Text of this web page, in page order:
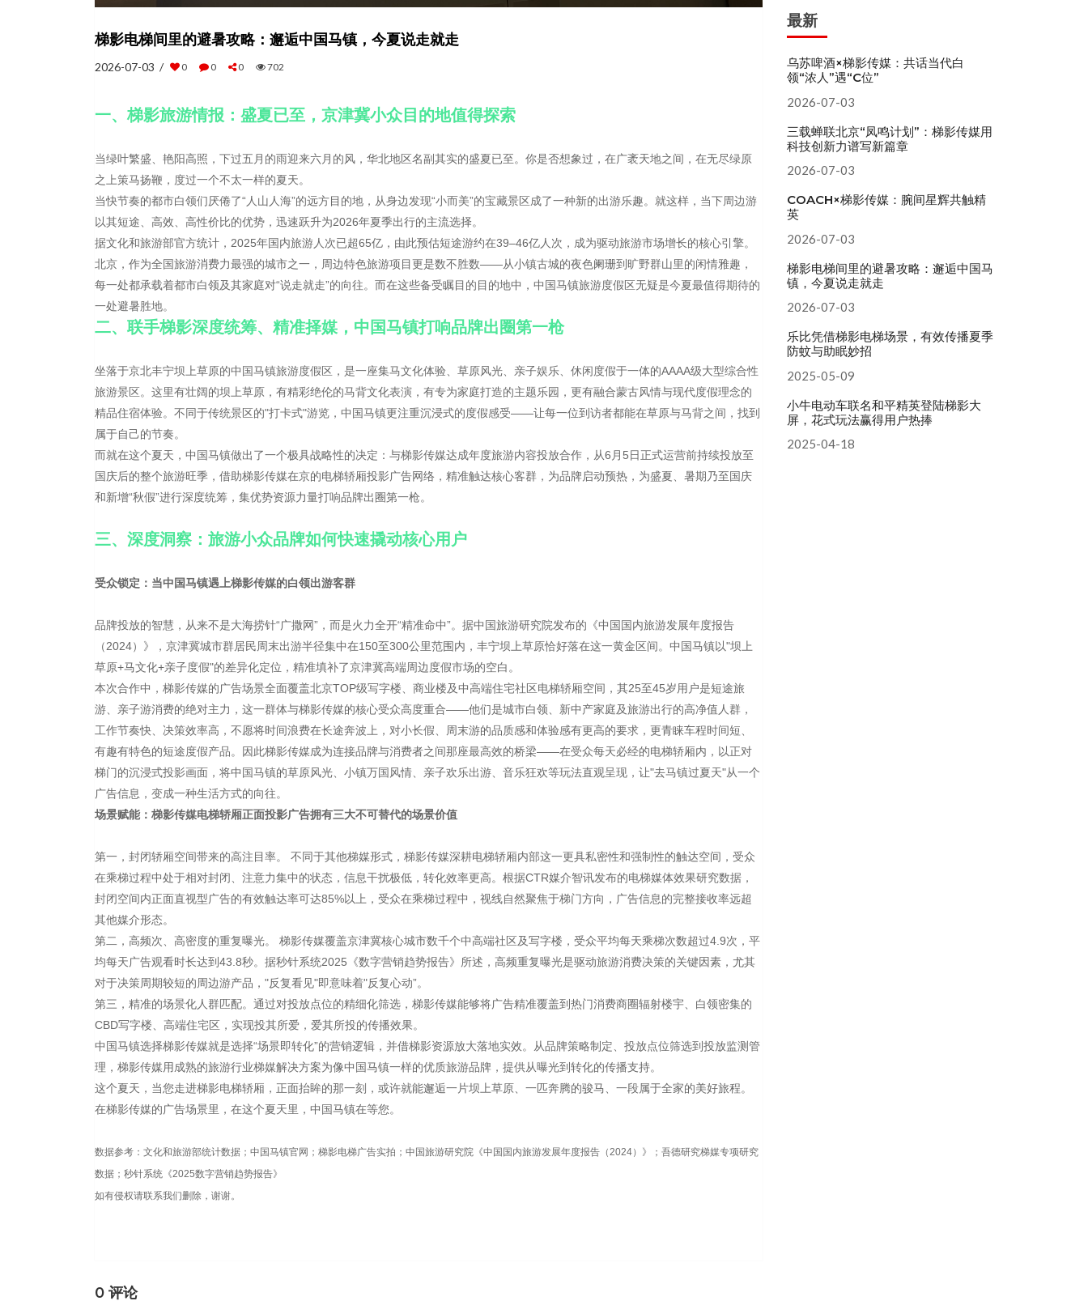
梯影电梯间里的避暑攻略：邂逅中国马镇，今夏说走就走
2026-07-03 / 0 0 0 702
一、梯影旅游情报：盛夏已至，京津冀小众目的地值得探索
当绿叶繁盛、艳阳高照，下过五月的雨迎来六月的风，华北地区名副其实的盛夏已至。你是否想象过，在广袤天地之间，在无尽绿原
之上策马扬鞭，度过一个不太一样的夏天。
当快节奏的都市白领们厌倦了“人山人海”的远方目的地，从身边发现“小而美”的宝藏景区成了一种新的出游乐趣。就这样，当下周边游
以其短途、高效、高性价比的优势，迅速跃升为2026年夏季出行的主流选择。
据文化和旅游部官方统计，2025年国内旅游人次已超65亿，由此预估短途游约在‌39–46亿人次，成为驱动旅游市场增长的核心引擎。
北京，作为全国旅游消费力最强的城市之一，周边特色旅游项目更是数不胜数——从小镇古城的夜色阑珊到旷野群山里的闲情雅趣，
每一处都承载着都市白领及其家庭对“说走就走”的向往。而在这些备受瞩目的目的地中，中国马镇旅游度假区无疑是今夏最值得期待的
一处避暑胜地。
二、联手梯影深度统筹、精准择媒，中国马镇打响品牌出圈第一枪
坐落于京北丰宁坝上草原的中国马镇旅游度假区，是一座集马文化体验、草原风光、亲子娱乐、休闲度假于一体的AAAA级大型综合性
旅游景区。这里有壮阔的坝上草原，有精彩绝伦的马背文化表演，有专为家庭打造的主题乐园，更有融合蒙古风情与现代度假理念的
精品住宿体验。不同于传统景区的"打卡式"游览，中国马镇更注重沉浸式的度假感受——让每一位到访者都能在草原与马背之间，找到
属于自己的节奏。
而就在这个夏天，中国马镇做出了一个极具战略性的决定：与梯影传媒达成年度旅游内容投放合作，从6月5日正式运营前持续投放至
国庆后的整个旅游旺季，借助梯影传媒在京的电梯轿厢投影广告网络，精准触达核心客群，为品牌启动预热，为盛夏、暑期乃至国庆
和新增“秋假”进行深度统筹，集优势资源力量打响品牌出圈第一枪。
三、深度洞察：旅游小众品牌如何快速撬动核心用户
受众锁定：当中国马镇遇上梯影传媒的白领出游客群
品牌投放的智慧，从来不是大海捞针“广撒网”，而是火力全开“精准命中”。据中国旅游研究院发布的《中国国内旅游发展年度报告
（2024）》，京津冀城市群居民周末出游半径集中在150至300公里范围内，丰宁坝上草原恰好落在这一黄金区间。中国马镇以"坝上
草原+马文化+亲子度假"的差异化定位，精准填补了京津冀高端周边度假市场的空白。
本次合作中，梯影传媒的广告场景全面覆盖北京TOP级写字楼、商业楼及中高端住宅社区电梯轿厢空间，其25至45岁用户是短途旅
游、亲子游消费的绝对主力，这一群体与梯影传媒的核心受众高度重合——他们是城市白领、新中产家庭及旅游出行的高净值人群，
工作节奏快、决策效率高，不愿将时间浪费在长途奔波上，对小长假、周末游的品质感和体验感有更高的要求，更青睐车程时间短、
有趣有特色的短途度假产品。因此梯影传媒成为连接品牌与消费者之间那座最高效的桥梁——在受众每天必经的电梯轿厢内，以正对
梯门的沉浸式投影画面，将中国马镇的草原风光、小镇万国风情、亲子欢乐出游、音乐狂欢等玩法直观呈现，让"去马镇过夏天"从一个
广告信息，变成一种生活方式的向往。
场景赋能：梯影传媒电梯轿厢正面投影广告拥有三大不可替代的场景价值
第一，封闭轿厢空间带来的高注目率。 不同于其他梯媒形式，梯影传媒深耕电梯轿厢内部这一更具私密性和强制性的触达空间，受众
在乘梯过程中处于相对封闭、注意力集中的状态，信息干扰极低，转化效率更高。根据CTR媒介智讯发布的电梯媒体效果研究数据，
封闭空间内正面直视型广告的有效触达率可达85%以上，受众在乘梯过程中，视线自然聚焦于梯门方向，广告信息的完整接收率远超
其他媒介形态。
第二，高频次、高密度的重复曝光。 梯影传媒覆盖京津冀核心城市数千个中高端社区及写字楼，受众平均每天乘梯次数超过4.9次，平
均每天广告观看时长达到43.8秒。据秒针系统2025《数字营销趋势报告》所述，高频重复曝光是驱动旅游消费决策的关键因素，尤其
对于决策周期较短的周边游产品，"反复看见"即意味着"反复心动”。
第三，精准的场景化人群匹配。通过对投放点位的精细化筛选，梯影传媒能够将广告精准覆盖到热门消费商圈辐射楼宇、白领密集的
CBD写字楼、高端住宅区，实现投其所爱，爱其所投的传播效果。
中国马镇选择梯影传媒就是选择“场景即转化”的营销逻辑，并借梯影资源放大落地实效。从品牌策略制定、投放点位筛选到投放监测管
理，梯影传媒用成熟的旅游行业梯媒解决方案为像中国马镇一样的优质旅游品牌，提供从曝光到转化的传播支持。
这个夏天，当您走进梯影电梯轿厢，正面抬眸的那一刻，或许就能邂逅一片坝上草原、一匹奔腾的骏马、一段属于全家的美好旅程。
在梯影传媒的广告场景里，在这个夏天里，中国马镇在等您。
数据参考：文化和旅游部统计数据；中国马镇官网；梯影电梯广告实拍；中国旅游研究院《中国国内旅游发展年度报告（2024）》；吾德研究梯媒专项研究
数据；秒针系统《2025数字营销趋势报告》
如有侵权请联系我们删除，谢谢。
0 评论
最新
乌苏啤酒×梯影传媒：共话当代白
领“浓人”遇“C位”
2026-07-03
三载蝉联北京“凤鸣计划”：梯影传媒用
科技创新力谱写新篇章
2026-07-03
COACH×梯影传媒：腕间星辉共触精
英
2026-07-03
梯影电梯间里的避暑攻略：邂逅中国马
镇，今夏说走就走
2026-07-03
乐比凭借梯影电梯场景，有效传播夏季
防蚊与助眠妙招
2025-05-09
小牛电动车联名和平精英登陆梯影大
屏，花式玩法赢得用户热捧
2025-04-18